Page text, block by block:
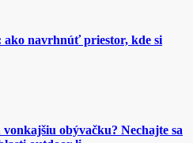
ako navrhnúť priestor, kde si
obývačku? Nechajte sa